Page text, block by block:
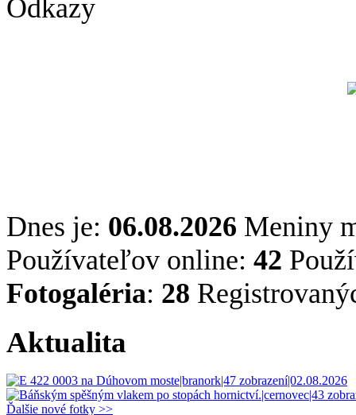
Odkazy
Dnes je: 06.08.2026 Meniny
Používateľov online: 42
Fotogaléria: 28
Aktualita
Ďalšie nové fotky >>